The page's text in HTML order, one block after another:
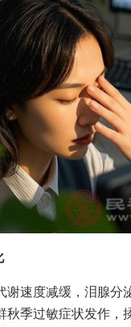
谢速度减缓，泪腺分
秋季过敏症状发作，